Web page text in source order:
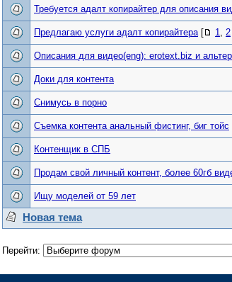
Требуется адалт копирайтер для описания
Предлагаю услуги адалт копирайтера [ 1, 2
Описания для видео(eng): erotext.biz и
Доки для контента
Снимусь в порно
Съемка контента анальный фистинг, биг тойс
Контенщик в СПБ
Продам свой личный контент, более 60гб
Ищу моделей от 59 лет
Новая тема
Перейти: